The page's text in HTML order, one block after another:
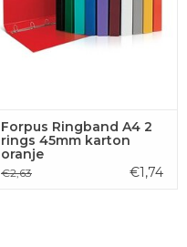
Forpus Ringband A4 2
rings 45mm karton
oranje
€2,63 €1,74